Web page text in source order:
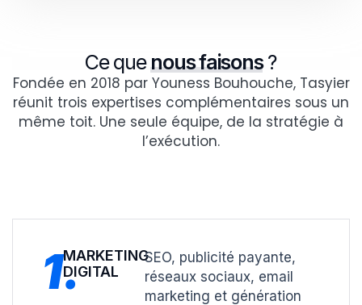
Ce quenous faisons?
Fondée en 2018 par Youness Bouhouche, Tasyier
réunit trois expertises complémentaires sous un
même toit. Une seule équipe, de la stratégie à
l’exécution.
1.MARKETING
DIGITAL
SEO, publicité payante,
réseaux sociaux, email
marketing et génération